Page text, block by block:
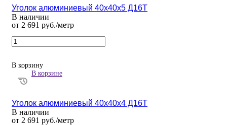
Уголок алюминиевый 40х40х5 Д16Т
В наличии
от 2 691 руб./метр
В корзину
В корзине
Уголок алюминиевый 40х40х4 Д16Т
В наличии
от 2 691 руб./метр